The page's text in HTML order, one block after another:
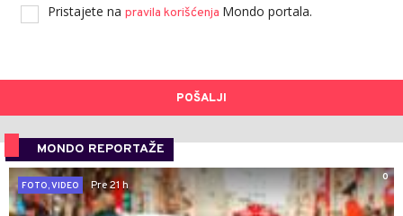
Pristajete na pravila korišćenja Mondo portala.
POŠALJI
MONDO REPORTAŽE
0
FOTO, VIDEO
Pre 21 h